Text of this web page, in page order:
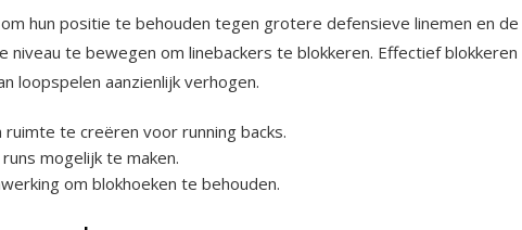
hun positie te behouden tegen grotere defensieve linemen en de
niveau te bewegen om linebackers te blokkeren. Effectief blokkeren
loopspelen aanzienlijk verhogen.
te creëren voor running backs.
mogelijk te maken.
om blokhoeken te behouden.